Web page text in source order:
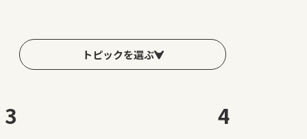
トピックを選ぶ
3 4